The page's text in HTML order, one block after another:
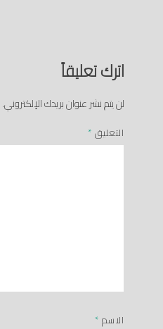
اترك تعليقاً
لن يتم نشر عنوان بريدك الإلكتروني.
التعليق *
الاسم *